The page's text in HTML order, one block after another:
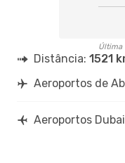
Última
Distância: 1521
Aeroportos de
Aeroportos Dubai